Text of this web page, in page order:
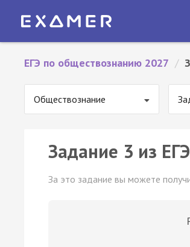
ЕГЭ по обществознанию 2027 /
Обществознание
Задание 3 из
За это задание вы можете